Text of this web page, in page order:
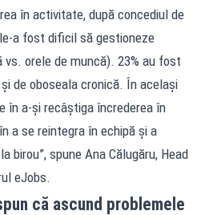
în activitate, după concediul de
a fost dificil să gestioneze
orele de muncă). 23% au fost
de oboseala cronică. În același
în a-și recâștiga încrederea în
a se reintegra în echipă și a
birou”, spune Ana Călugăru, Head
eJobs.
că ascund problemele